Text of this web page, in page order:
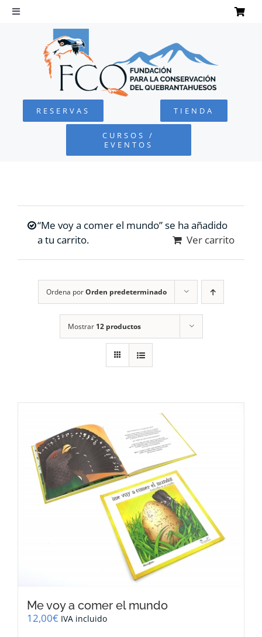
Saltar
Toggle
Navigation
QUEBRANTAHUESOS
FUNDACIÓN
RESERVAS TIENDA
CURSOS /
EVENTOS
“Me voy a comer el mundo” se ha añadido
a tu carrito.
Ver carrito
Ordena porOrden predeterminado
Mostrar 12 productos
Me voy a comer el mundo
12,00€ IVA incluido